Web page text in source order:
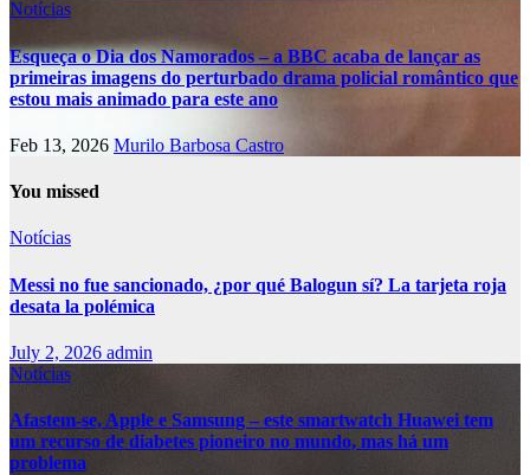
Notícias
Esqueça o Dia dos Namorados – a BBC acaba de lançar as
primeiras imagens do perturbado drama policial romântico que
estou mais animado para este ano
Feb 13, 2026 Murilo Barbosa Castro
You missed
Notícias
Messi no fue sancionado, ¿por qué Balogun sí? La tarjeta roja
desata la polémica
July 2, 2026 admin
Notícias
Afastem-se, Apple e Samsung – este smartwatch Huawei tem
um recurso de diabetes pioneiro no mundo, mas há um
problema